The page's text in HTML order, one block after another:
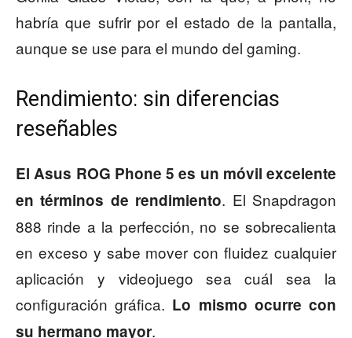
habría que sufrir por el estado de la pantalla,
aunque se use para el mundo del gaming.
Rendimiento: sin diferencias
reseñables
El Asus ROG Phone 5 es un móvil excelente
en términos de rendimiento. El Snapdragon
888 rinde a la perfección, no se sobrecalienta
en exceso y sabe mover con fluidez cualquier
aplicación y videojuego sea cuál sea la
configuración gráfica. Lo mismo ocurre con
su hermano mayor.